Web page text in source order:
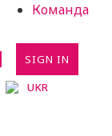
Команда
SIGN IN
UKR